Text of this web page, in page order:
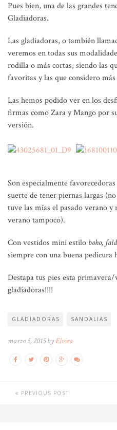
Pues bien, una de las grandes
Gladiadoras.
Las gladiadoras, o también
veremos en todas sus
rodilla o más cortas, siendo las
favoritas y las que considero más
Las hemos podido ver en los
firmas como Zara y Mango por
versión.
Son especialmente
suerte de tener piernas largas
tuve las mías el pasado verano y
verano tampoco).
Con vestidos mini estilo boho,
siempre con una buena pedicura
Destapa tus pies esta
gladiadoras!!!!
GLADIADORAS SANDALIAS
marzo 5, 2015 byElvira
PREVIOUS POST